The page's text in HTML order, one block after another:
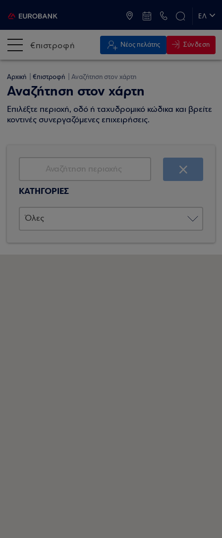
ΕΛ
€πιστροφή Νέος πελάτης Σύνδεση
Αρχική €πιστροφή Αναζήτηση στον χάρτη
Αναζήτηση στον χάρτη
Επιλέξτε περιοχή, οδό ή ταχυδρομικό κώδικα και βρείτε
κοντινές συνεργαζόμενες επιχειρήσεις.
ΚΑΤΗΓΟΡΙΕΣ